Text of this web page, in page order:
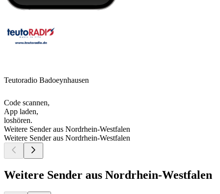
Teutoradio Badoeynhausen
Code scannen,
App laden,
loshören.
Weitere Sender aus Nordrhein-Westfalen
Weitere Sender aus Nordrhein-Westfalen
Weitere Sender aus Nordrhein-Westfalen